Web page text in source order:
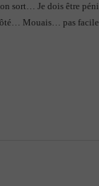
sort… Je dois être
Mouais… pas